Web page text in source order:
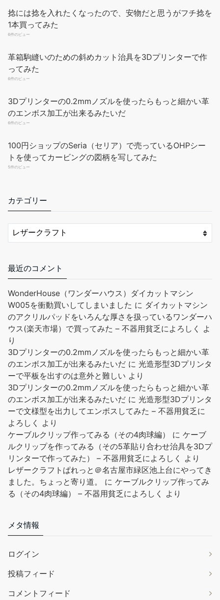
捻には捻を入れたくなったので、安物だと思うがフチ捻を
1本買ってみた
6件のビュー
革箱駒縫いのための斜めカット治具を3Dプリンターで作
ってみた
6件のビュー
3Dプリンターの0.2mmノズルを使ったらもっと細かい革
のエンボス加工が出来るみたいだ
6件のビュー
100円ショップのSeria（セリア）で売っているOHPシー
トを使ってカービングの図柄を写してみた
5件のビュー
カテゴリー
最近のコメント
WonderHouse（ワンダーハウス）ダイカットマシン
W005を衝動買いしてしまいました に ダイカットマシン
のアクリルパッドをいろんな厚さを扱っているワンダーハ
ウス(楽天市場）で買ってみた – 不器用貧乏によろしく
よ
り
3Dプリンターの0.2mmノズルを使ったらもっと細かい革
のエンボス加工が出来るみたいだ に 光造形型3Dプリンタ
ーで平板を出すのは意外と難しい より
3Dプリンターの0.2mmノズルを使ったらもっと細かい革
のエンボス加工が出来るみたいだ に 光造形型3Dプリンタ
ーで文様型を出力してエンボスしてみた – 不器用貧乏に
よろしく
より
ケーブルクリップ作ってみる（その4肉球編）
に ケーブ
ルクリップを作ってみる（その5革貼り合わせ治具を3Dプ
リンターで作ってみた） – 不器用貧乏によろしく
より
レザークラフトぱれっと＠名古屋市緑区池上台にやってき
ました。ちょっと寄り道。
に ケーブルクリップ作ってみ
る（その4肉球編） – 不器用貧乏によろしく
より
メタ情報
ログイン
投稿フィード
コメントフィード